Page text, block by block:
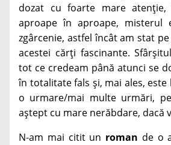
dozat cu foarte mare
aproape în aproape, misterul
zgârcenie, astfel încât am stat
acestei cărți fascinante.
tot ce credeam până atunci se
în totalitate fals și, mai ales,
o urmare/mai multe urmări,
aștept cu mare nerăbdare, dacă
N-am mai citit un roman de o